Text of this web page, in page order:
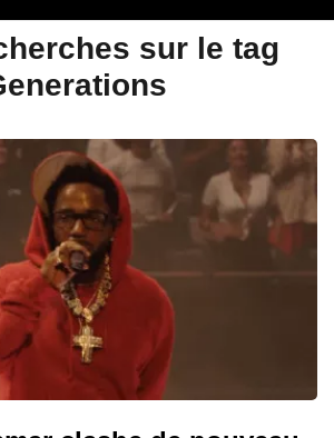
sur le tag